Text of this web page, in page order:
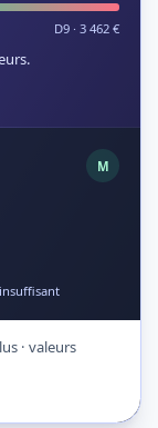
D9 · 3 462 €
M
· valeurs